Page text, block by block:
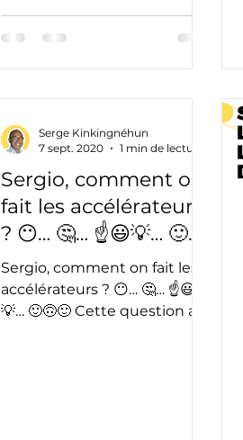
vieillir....
Sergio, comment on
fait les accélérateurs
? 😶… 🤔… ☝️😃💡… 🙂🙃
🙂
Sergio, comment on fait les
accélérateurs ? 😶… 🤔… ☝️😃
💡… 🙂🙃🙂 Cette question a
Serge Kinkingnéhun
7 sept. 2020